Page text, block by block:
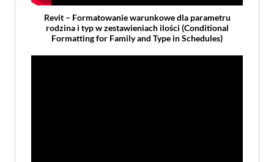
Revit – Formatowanie warunkowe dla parametru
rodzina i typ w zestawieniach ilości (Conditional
Formatting for Family and Type in Schedules)